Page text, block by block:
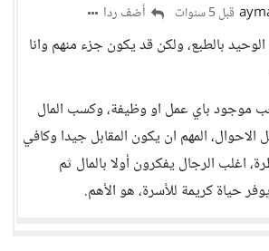
قبل 5 سنوات أضف ردا
بالطبع، ولكن قد يكون جزء منهم وانا
موجود باي عمل او وظيفة، وكسب المال
المهم ان يكون المقابل جيدا وكافي
اغلب الرجال يفكرون أولا بالمال ثم
حياة كريمة للأسرة، هو الأهم.